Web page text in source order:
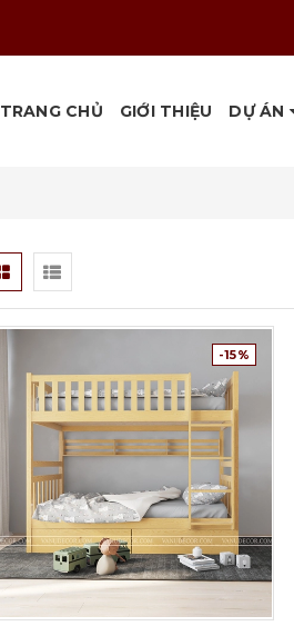
TRANG CHỦ GIỚI THIỆU DỰ ÁN
-15%
Tuỳ chọn